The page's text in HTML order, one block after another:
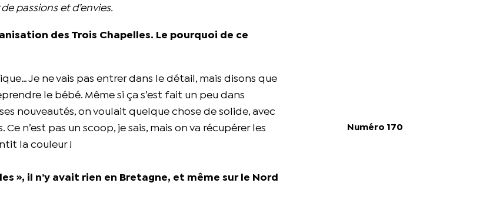
passions et d’envies.
des Trois Chapelles. Le pourquoi de ce
Je ne vais pas entrer dans le détail, mais disons que
le bébé. Même si ça s’est fait un peu dans
nouveautés, on voulait quelque chose de solide, avec
n’est pas un scoop, je sais, mais on va récupérer les
la couleur !
», il n’y avait rien en Bretagne, et même sur le Nord
Numéro 170